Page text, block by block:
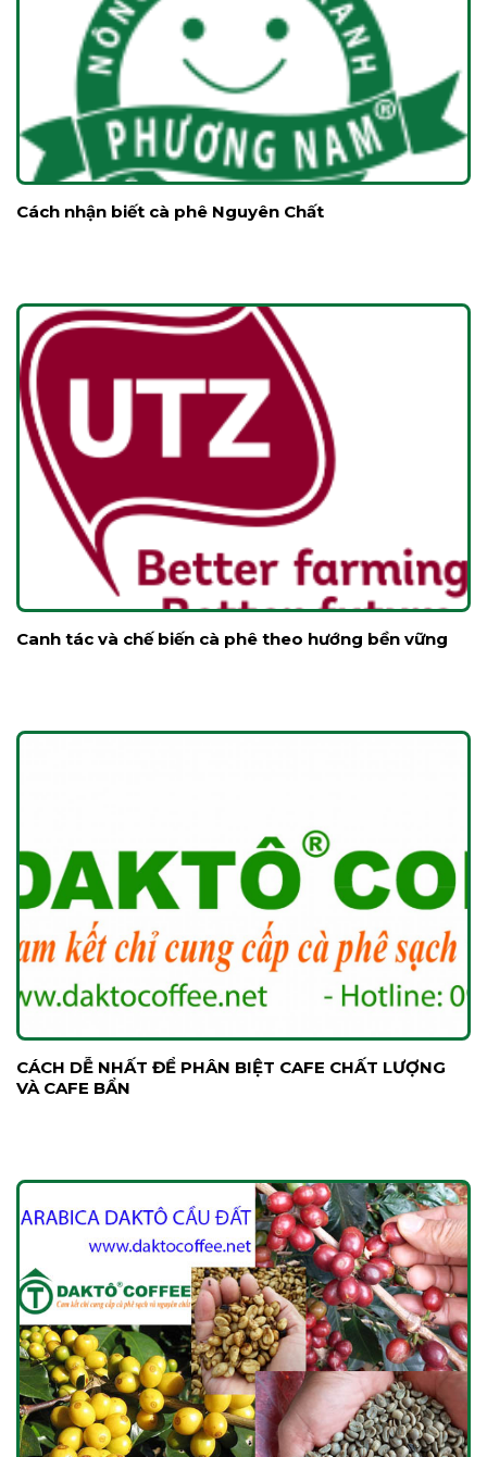
Cách nhận biết cà phê Nguyên Chất
Canh tác và chế biến cà phê theo hướng bền vững
CÁCH DỄ NHẤT ĐỂ PHÂN BIỆT CAFE CHẤT LƯỢNG
VÀ CAFE BẨN